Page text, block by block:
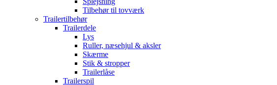
Tilbehør til tovværk
Trailertilbehør
Trailerdele
Lys
Ruller, næsehjul & aksler
Skærme
Stik & stropper
Trailerlåse
Trailerspil